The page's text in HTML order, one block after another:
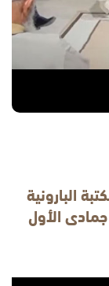
البارونية
بتاريخ 5 مارس 2016 الموافق ل25 جمادى الأول